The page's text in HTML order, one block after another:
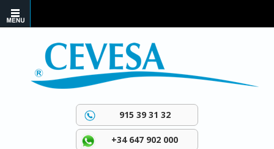
915 39 31 32
+34 647 902 000